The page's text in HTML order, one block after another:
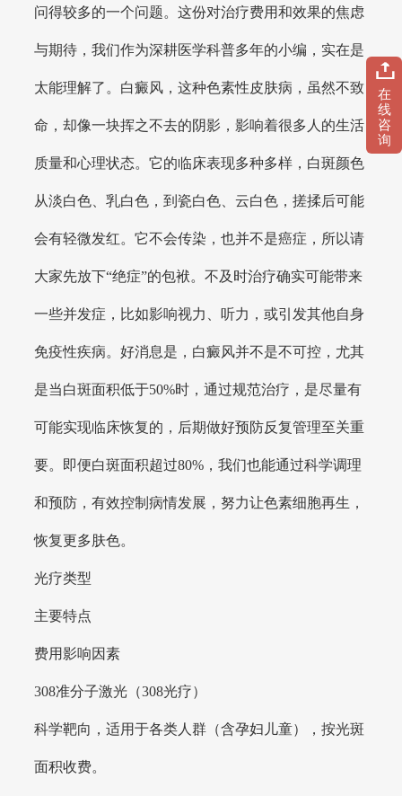
问得较多的一个问题。这份对治疗费用和效果的焦虑
与期待，我们作为深耕医学科普多年的小编，实在是
太能理解了。白癜风，这种色素性皮肤病，虽然不致
命，却像一块挥之不去的阴影，影响着很多人的生活
质量和心理状态。它的临床表现多种多样，白斑颜色
从淡白色、乳白色，到瓷白色、云白色，搓揉后可能
会有轻微发红。它不会传染，也并不是癌症，所以请
大家先放下“绝症”的包袱。不及时治疗确实可能带来
一些并发症，比如影响视力、听力，或引发其他自身
免疫性疾病。好消息是，白癜风并不是不可控，尤其
是当白斑面积低于50%时，通过规范治疗，是尽量有
可能实现临床恢复的，后期做好预防反复管理至关重
要。即便白斑面积超过80%，我们也能通过科学调理
和预防，有效控制病情发展，努力让色素细胞再生，
恢复更多肤色。
光疗类型
主要特点
费用影响因素
308准分子激光（308光疗）
科学靶向，适用于各类人群（含孕妇儿童），按光斑
面积收费。
在
线
咨
询